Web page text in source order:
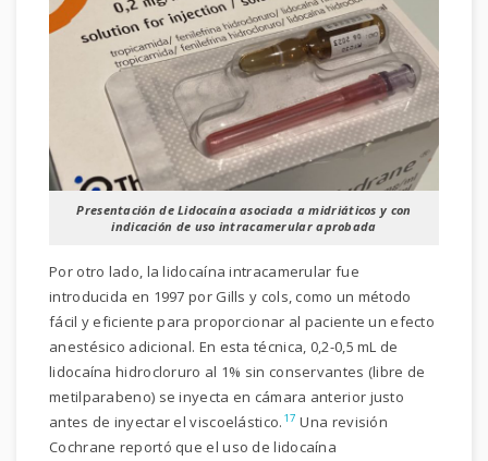
Presentación de Lidocaína asociada a midriáticos y con
indicación de uso intracamerular aprobada
Por otro lado, la lidocaína intracamerular fue
introducida en 1997 por Gills y cols, como un método
fácil y eficiente para proporcionar al paciente un efecto
anestésico adicional. En esta técnica, 0,2-0,5 mL de
lidocaína hidrocloruro al 1% sin conservantes (libre de
metilparabeno) se inyecta en cámara anterior justo
antes de inyectar el viscoelástico. 17 Una revisión
Cochrane reportó que el uso de lidocaína